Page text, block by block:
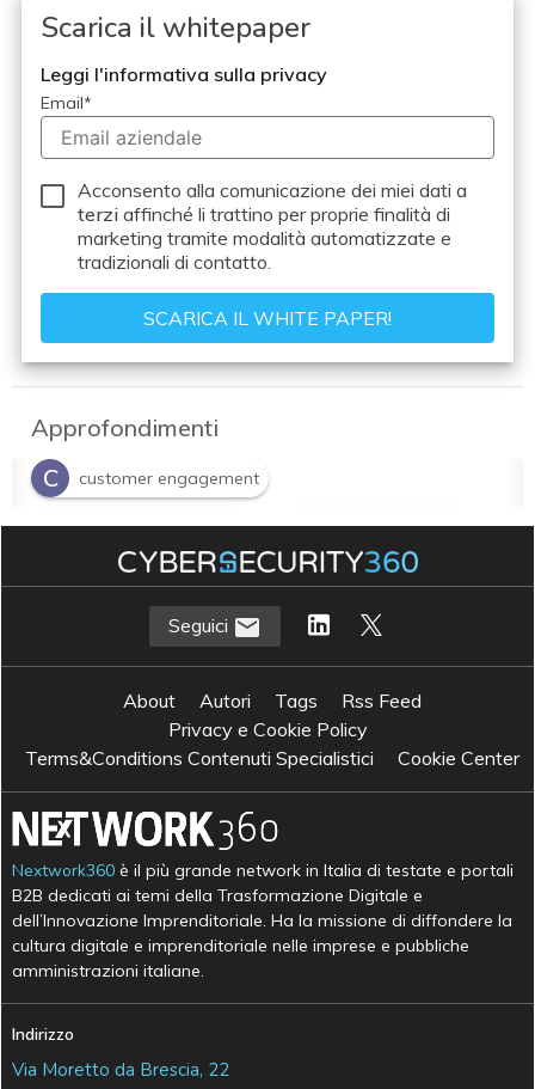
Scarica il whitepaper
Leggi l'informativa sulla privacy
Email*
Acconsento alla comunicazione dei miei dati a
terzi affinché li trattino per proprie finalità di
marketing tramite modalità automatizzate e
tradizionali di contatto.
Approfondimenti
C
customer engagement
C customer experience C customer journey
Seguici
About Autori Tags
Rss Feed
Privacy e Cookie Policy
Terms&Conditions Contenuti Specialistici
Cookie Center
Nextwork360 è il più grande network in Italia di testate e portali
B2B dedicati ai temi della Trasformazione Digitale e
dell’Innovazione Imprenditoriale. Ha la missione di diffondere la
cultura digitale e imprenditoriale nelle imprese e pubbliche
amministrazioni italiane.
Indirizzo
Via Moretto da Brescia, 22